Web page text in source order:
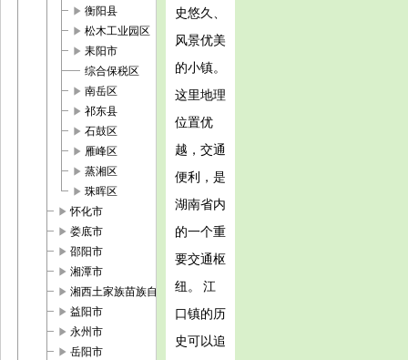
play_arrow 衡阳县
play_arrow 松木工业园区
play_arrow 耒阳市
综合保税区
play_arrow 南岳区
play_arrow 祁东县
play_arrow 石鼓区
play_arrow 雁峰区
play_arrow 蒸湘区
play_arrow 珠晖区
play_arrow 怀化市
play_arrow 娄底市
play_arrow 邵阳市
play_arrow 湘潭市
play_arrow 湘西土家族苗族自治州
play_arrow 益阳市
play_arrow 永州市
play_arrow 岳阳市
史悠久、
风景优美
的小镇。
这里地理
位置优
越，交通
便利，是
湖南省内
的一个重
要交通枢
纽。 江
口镇的历
史可以追